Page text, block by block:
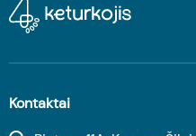
Kontaktai